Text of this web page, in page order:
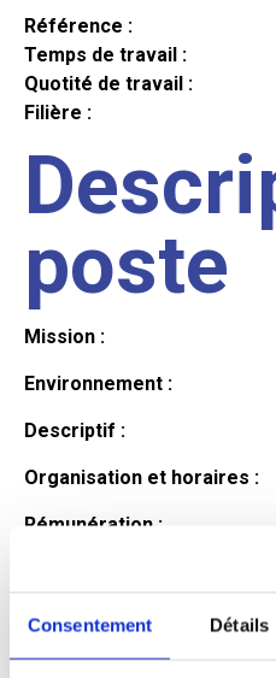
Consentement Détails
Référence :
Temps de travail :
Quotité de travail :
Filière :
poste
Mission :
Environnement :
Descriptif :
Organisation et horaires :
Rémunération :
Profil